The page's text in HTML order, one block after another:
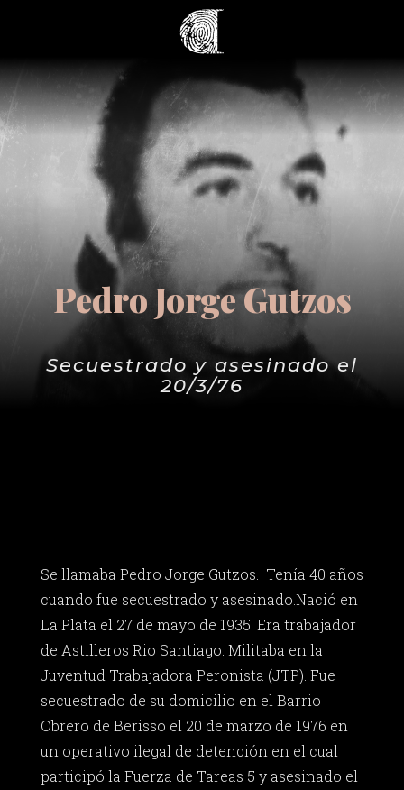
Pedro Jorge Gutzos
Secuestrado y asesinado el
20/3/76
Se llamaba Pedro Jorge Gutzos. Tenía 40 años
cuando fue secuestrado y asesinado.Nació en
La Plata el 27 de mayo de 1935. Era trabajador
de Astilleros Rio Santiago. Militaba en la
Juventud Trabajadora Peronista (JTP). Fue
secuestrado de su domicilio en el Barrio
Obrero de Berisso el 20 de marzo de 1976 en
un operativo ilegal de detención en el cual
participó la Fuerza de Tareas 5 y asesinado el